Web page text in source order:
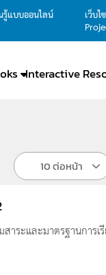
รู้แบบออนไลน์
เว็บ
Interactive
10 ต่อหน้า
ระและมาตรฐานการเ